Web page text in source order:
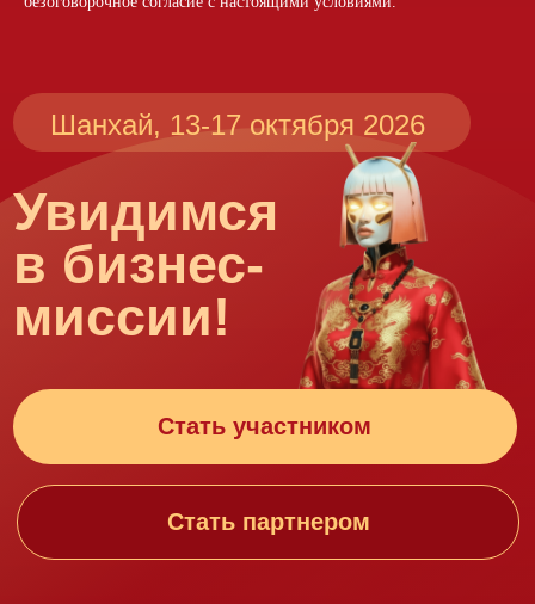
согласие на обработку персональных
Вконтакте Telegram
101000, г. Москва, вн.тер.г.
муниципальный округ Басманный,
Подсосенский переулок, д.28,
стр.2